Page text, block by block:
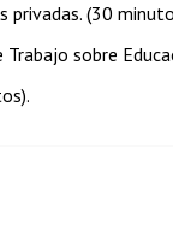
privadas. (30
sobre